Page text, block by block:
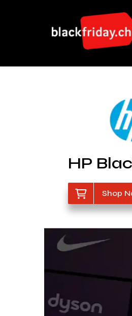
HP
Shop